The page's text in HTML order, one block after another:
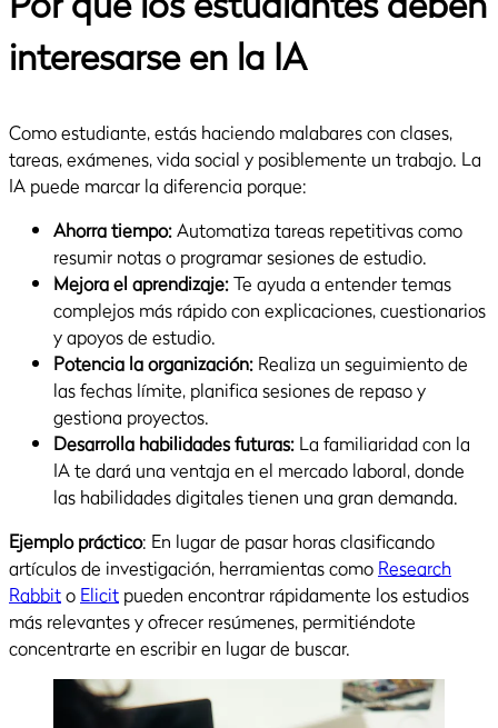
interesarse en la IA
Como estudiante, estás haciendo malabares con clases,
tareas, exámenes, vida social y posiblemente un trabajo. La
IA puede marcar la diferencia porque:
Ahorra tiempo:Automatiza tareas repetitivas como
resumir notas o programar sesiones de estudio.
Mejora el aprendizaje:Te ayuda a entender temas
complejos más rápido con explicaciones, cuestionarios
y apoyos de estudio.
Potencia la organización: Realiza un seguimiento de
las fechas límite, planifica sesiones de repaso y
gestiona proyectos.
Desarrolla habilidades futuras: La familiaridad con la
IA te dará una ventaja en el mercado laboral, donde
las habilidades digitales tienen una gran demanda.
Ejemplo práctico: En lugar de pasar horas clasificando
artículos de investigación, herramientas como Research
Rabbito Elicit pueden encontrar rápidamente los estudios
más relevantes y ofrecer resúmenes, permitiéndote
concentrarte en escribir en lugar de buscar.